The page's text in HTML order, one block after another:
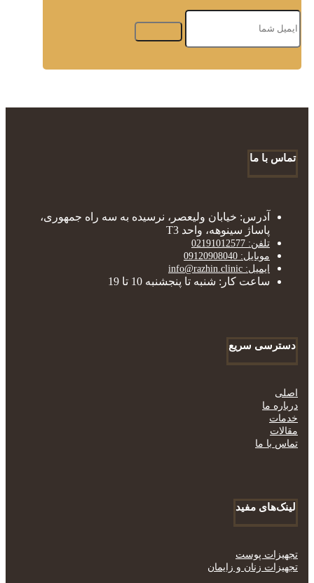
تماس با ما
آدرس: خیابان ولیعصر، نرسیده به سه راه جمهوری،
پاساژ سینوهه، واحد T3
تلفن: 02191012577
موبایل: 09120908040
ایمیل: info@razhin.clinic
ساعت کار: شنبه تا پنجشنبه 10 تا 19
دسترسی سریع
اصلی
درباره ما
خدمات
مقالات
تماس با ما
لینک‌های مفید
تجهیزات پوست
تجهیزات زنان و زایمان